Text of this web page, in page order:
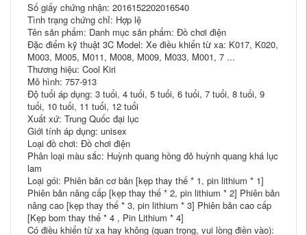
Số giấy chứng nhận: 2016152202016540
Tình trạng chứng chỉ: Hợp lệ
Tên sản phẩm: Danh mục sản phẩm: Đồ chơi điện
Đặc điểm kỹ thuật 3C Model: Xe điều khiển từ xa: K017, K020,
M003, M005, M011, M008, M009, M033, M001, 7 ...
Thương hiệu: Cool Kiri
Mô hình: 757-913
Độ tuổi áp dụng: 3 tuổi, 4 tuổi, 5 tuổi, 6 tuổi, 7 tuổi, 8 tuổi, 9
tuổi, 10 tuổi, 11 tuổi, 12 tuổi
Xuất xứ: Trung Quốc đại lục
Giới tính áp dụng: unisex
Loại đồ chơi: Đồ chơi điện
Phân loại màu sắc: Huỳnh quang hồng đỏ huỳnh quang khá lục
lam
Loại gói: Phiên bản cơ bản [kẹp thay thế * 1, pin lithium * 1]
Phiên bản nâng cấp [kẹp thay thế * 2, pin lithium * 2] Phiên bản
nâng cao [kẹp thay thế * 3, pin lithium * 3] Phiên bản cao cấp
[Kẹp bom thay thế * 4 , Pin Lithium * 4]
Có điều khiển từ xa hay không (quan trọng, vui lòng điền vào):